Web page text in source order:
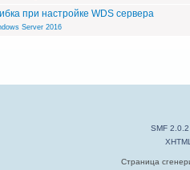
при настройке WDS сервера
Server 2016
SMF 2.0.2
Страница